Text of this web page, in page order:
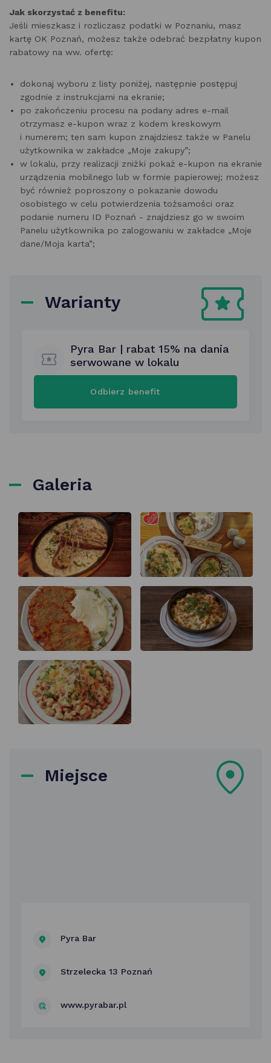
Jak skorzystać z benefitu:
Jeśli mieszkasz i rozliczasz podatki w Poznaniu, masz
kartę OK Poznań, możesz także odebrać bezpłatny kupon
rabatowy na ww. ofertę:
dokonaj wyboru z listy poniżej, następnie postępuj
zgodnie z instrukcjami na ekranie;
po zakończeniu procesu na podany adres e-mail
otrzymasz e-kupon wraz z kodem kreskowym
i numerem; ten sam kupon znajdziesz także w Panelu
użytkownika w zakładce „Moje zakupy”;
w lokalu, przy realizacji zniżki pokaż e-kupon na ekranie
urządzenia mobilnego lub w formie papierowej; możesz
być również poproszony o pokazanie dowodu
osobistego w celu potwierdzenia tożsamości oraz
podanie numeru ID Poznań - znajdziesz go w swoim
Panelu użytkownika po zalogowaniu w zakładce „Moje
dane/Moja karta”;
Warianty
Pyra Bar | rabat 15% na dania
serwowane w lokalu
Odbierz benefitPyra
|
Galeria
Miejsce
Pyra Bar
Strzelecka 13 Poznań
www.pyrabar.pl